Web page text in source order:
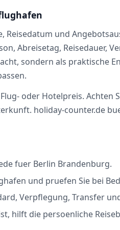
und
Abreisetag, Reisedauer,
sondern als praktische
oder Hotelpreis. Achten
holiday-counter.de
fuer Berlin Brandenburg.
und pruefen Sie bei
Verpflegung, Transfer
hilft die persoenliche